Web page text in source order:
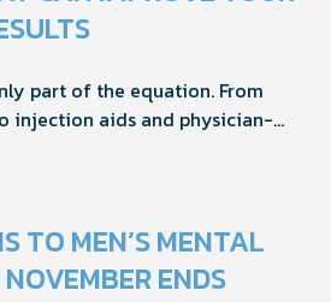
part of the equation. From
injection aids and physician-
the right accessories can
treatment results. This guide
boost outcomes, increase
from their current protocol.
TO MEN’S MENTAL
ENDS